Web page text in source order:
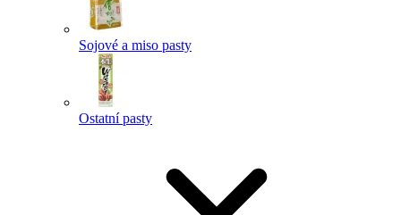
Sojové a miso pasty
Ostatní pasty